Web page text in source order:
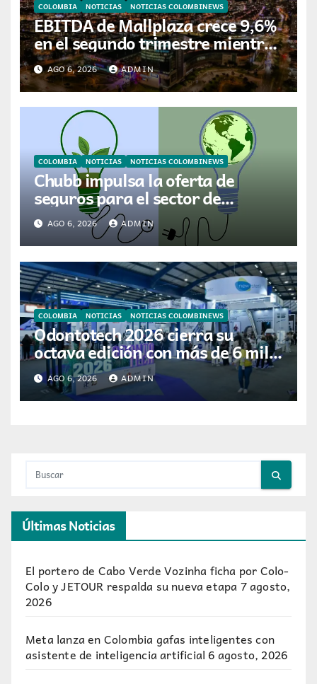
COLOMBIA NOTICIAS NOTICIAS COLOMBINEWS
EBITDA de Mallplaza crece 9,6%
en el segundo trimestre mientras
avanza en su plan de crecimiento
en Colombia
AGO 6, 2026 ADMIN
COLOMBIA NOTICIAS NOTICIAS COLOMBINEWS
Chubb impulsa la oferta de
seguros para el sector de
energías renovables en América
Latina
AGO 6, 2026 ADMIN
COLOMBIA NOTICIAS NOTICIAS COLOMBINEWS
Odontotech 2026 cierra su
octava edición con más de 6 mil
visitantes
AGO 6, 2026 ADMIN
Últimas Noticias
El portero de Cabo Verde Vozinha ficha por Colo-
Colo y JETOUR respalda su nueva etapa7 agosto,
2026
Meta lanza en Colombia gafas inteligentes con
asistente de inteligencia artificial 6 agosto, 2026